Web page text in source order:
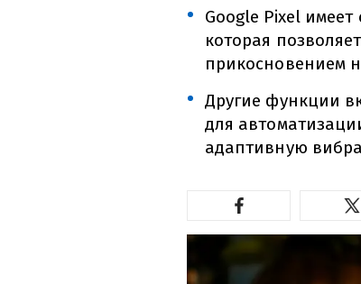
Google Pixel
которая
прикосновением
Другие функции
для
адаптивную